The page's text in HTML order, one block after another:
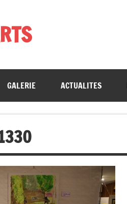
GALERIE ACTUALITES